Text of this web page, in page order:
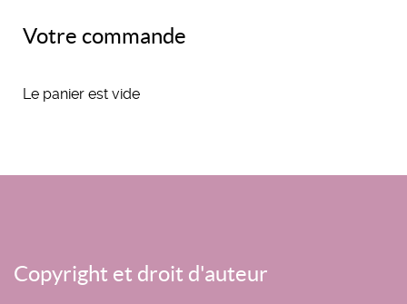
Votre commande
Le panier est vide
Copyright et droit d'auteur